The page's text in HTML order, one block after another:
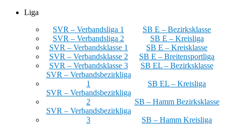
Liga
SVR – Verbandsliga 1
SB E – Bezirksklasse
SVR – Verbandsliga 2
SB E – Kreisliga
SVR – Verbandsklasse 1
SB E – Kreisklasse
SVR – Verbandsklasse 2
SB E – Breitensportliga
SVR – Verbandsklasse 3
SB EL – Bezirksklasse
SVR – Verbandsbezirkliga
1
SB EL – Kreisliga
SVR – Verbandsbezirkliga
2
SB – Hamm Bezirksklasse
SVR – Verbandsbezirkliga
3
SB – Hamm Kreisliga